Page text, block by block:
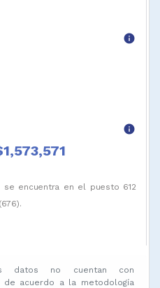
info
info
encuentra en el puesto 612
datos no cuentan con
de acuerdo a la metodología